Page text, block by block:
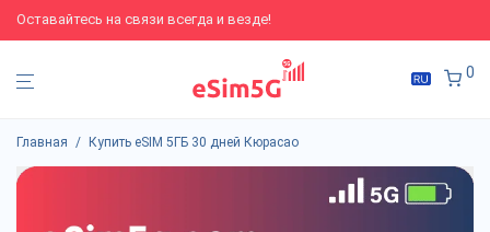
Оставайтесь на связи всегда и везде!
0
Главная / Купить eSIM 5ГБ 30 дней Кюрасао